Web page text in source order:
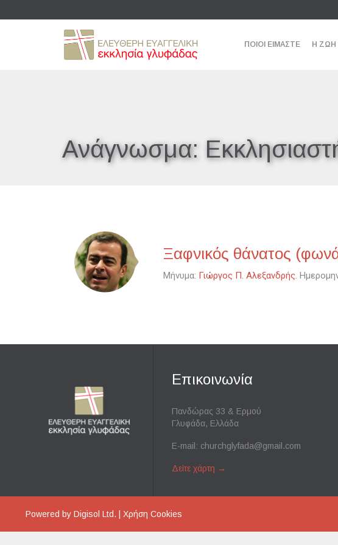
ΠΟΙΟΙ ΕΙΜΑΣΤΕ Η ΖΩΗ
Ανάγνωσμα:
Ξαφνικός θάνατος
Μήνυμα: Γιώργος Π. Αλεξανδρής.
Επικοινωνία
Πανδώρας 33 & Ερμού
Γλυφάδα, Ελλάδα
E-mail: churchglyfada@gmail.com
Δείτε χάρτη →
Powered by Digisol Ltd. Χρήση Cookies